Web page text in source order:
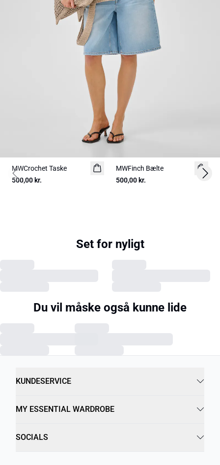
NYHED
MWCrochet Taske
500,00 kr.
NYHED
MWFinch Bælte
500,00 kr.
Previous slide Next
Set for nyligt
Du vil måske også kunne lide
KUNDESERVICE
MY ESSENTIAL WARDROBE
SOCIALS